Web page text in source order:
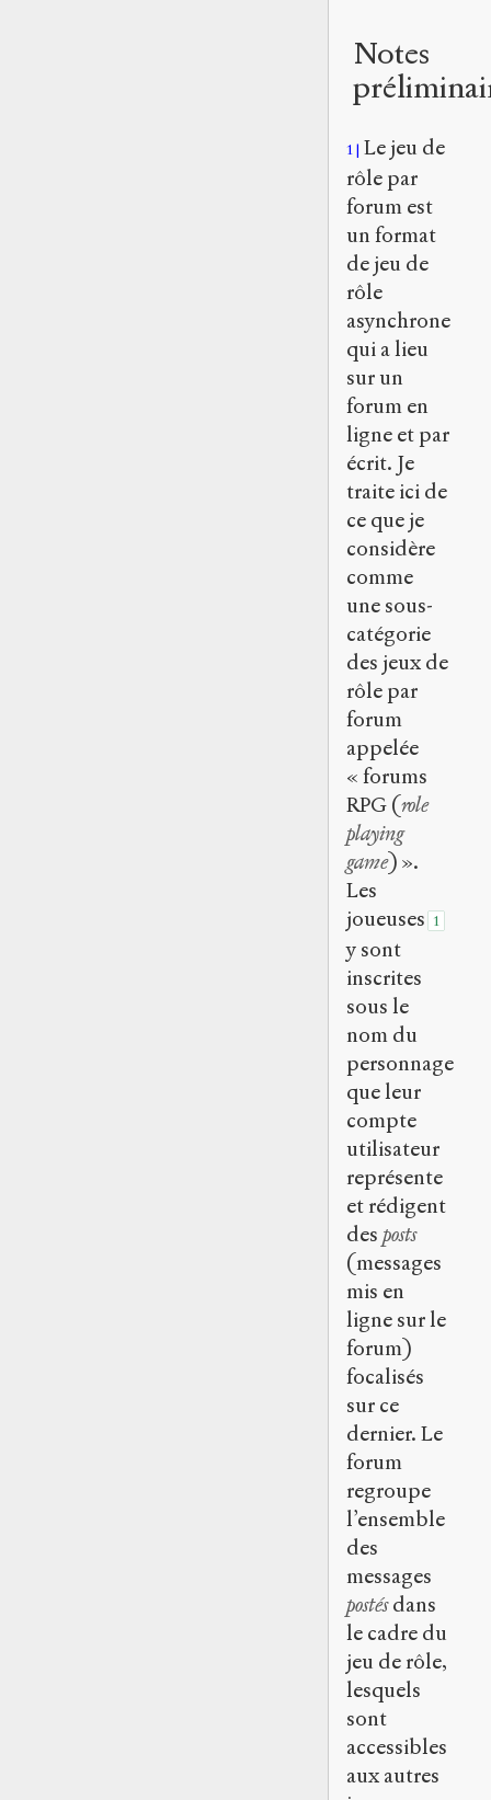
Notes
1 Le jeu de
rôle par
forum est
un format
de jeu de
rôle
asynchrone
qui a lieu
sur un
forum en
ligne et par
écrit. Je
traite ici de
ce que je
considère
comme
une sous-
catégorie
des jeux de
rôle par
forum
appelée
« forums
RPG (role
playing
game) ».
Les
joueuses 1
y sont
inscrites
sous le
nom du
personnage
que leur
compte
utilisateur
représente
et rédigent
des posts
(messages
mis en
ligne sur le
forum)
focalisés
sur ce
dernier. Le
forum
regroupe
l’ensemble
des
messages
postésdans
le cadre du
jeu de rôle,
lesquels
sont
accessibles
aux autres